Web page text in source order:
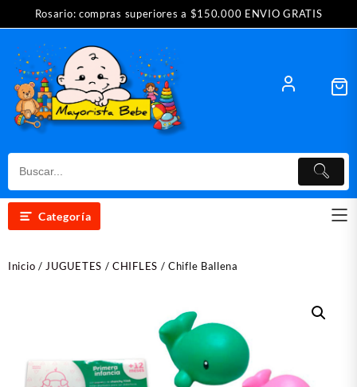
Rosario: compras superiores a $150.000 ENVIO GRATIS
Categoría
Inicio / JUGUETES /CHIFLES / Chifle Ballena